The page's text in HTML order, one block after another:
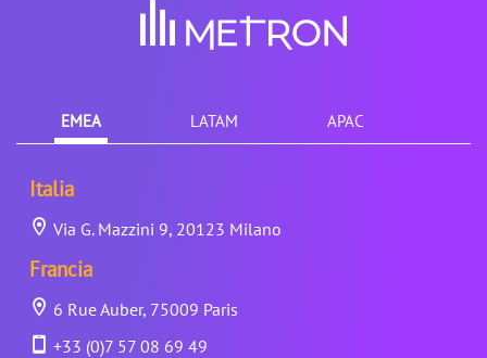
EMEA LATAM APAC
Italia
Via G. Mazzini 9, 20123 Milano
Francia
6 Rue Auber, 75009 Paris
+33 (0)7 57 08 69 49